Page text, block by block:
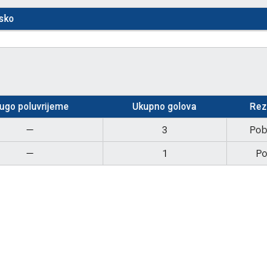
poluvrijeme Ukupno golova
— 3
— 1